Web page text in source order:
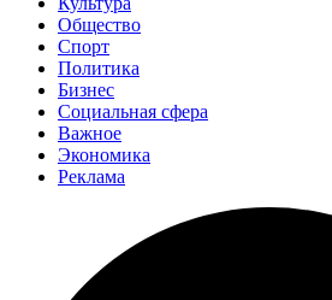
Общество
Спорт
Политика
Бизнес
Социальная сфера
Важное
Экономика
Реклама